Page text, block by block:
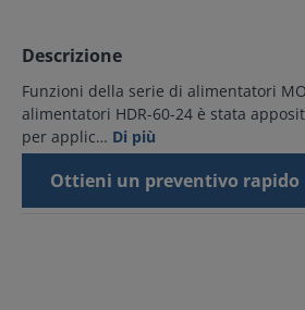
Descrizione
Funzioni della serie di alimentatori
alimentatori HDR-60-24 è stata
per applic… Di più
Ottieni un preventivo rapido